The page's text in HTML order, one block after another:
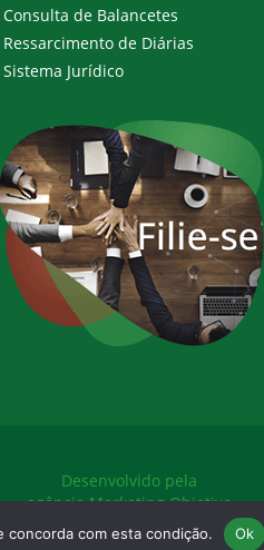
Consulta de Balancetes
Ressarcimento de Diárias
Sistema Jurídico
Desenvolvido pela
agência Marketing Objetivo
com esta condição. Ok